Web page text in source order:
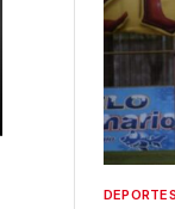
DEPORTES